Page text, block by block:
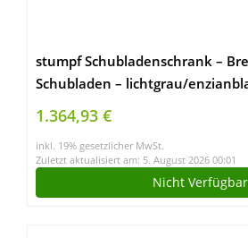
stumpf Schubladenschrank –
Schubladen – lichtgrau/
Materialschrank
Werkzeugschrank
1.364,93 €
inkl. 19% gesetzlicher MwSt.
Zuletzt aktualisiert am: 5. August 2026 00:01
Nicht Verfügbar